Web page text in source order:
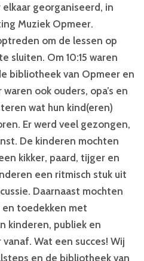
georganiseerd, in
Muziek Opmeer.
om de lessen op
sluiten. Om 10:15 waren
bibliotheek van Opmeer en
ook ouders, opa’s en
wat hun kind(eren)
Er werd veel gezongen,
De kinderen mochten
kikker, paard, tijger en
een ritmisch stuk uit
Daarnaast mochten
toedekken met
kinderen, publiek en
Wat een succes! Wij
en de bibliotheek van